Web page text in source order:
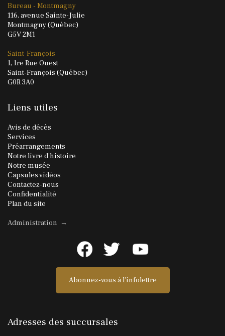
Bureau - Montmagny
116, avenue Sainte-Julie
Montmagny (Québec)
G5V 2M1
Saint-François
1, 1re Rue Ouest
Saint-François (Québec)
G0R 3A0
Liens utiles
Avis de décès
Services
Préarrangements
Notre livre d'histoire
Notre musée
Capsules vidéos
Contactez-nous
Confidentialité
Plan du site
Administration →
Abonnez-vous à l'infolettre
Adresses des succursales